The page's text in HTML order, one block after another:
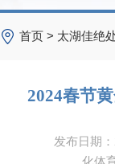
首页 > 太湖佳绝
2024春节
发布日期
化体